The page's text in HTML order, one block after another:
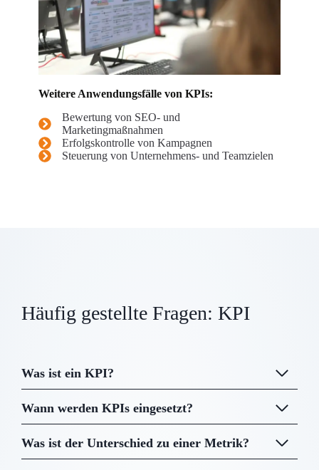
Weitere Anwendungsfälle von KPIs:
Bewertung von SEO- und
Marketingmaßnahmen
Erfolgskontrolle von Kampagnen
Steuerung von Unternehmens- und Teamzielen
Häufig gestellte Fragen: KPI
Was ist ein KPI?
Wann werden KPIs eingesetzt?
Was ist der Unterschied zu einer Metrik?